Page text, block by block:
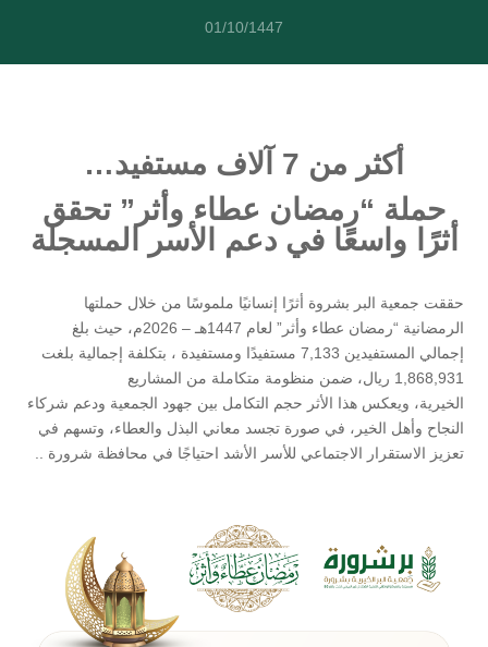
01/10/1447
أكثر من 7 آلاف مستفيد…
حملة “رمضان عطاء وأثر” تحقق
أثرًا واسعًا في دعم الأسر المسجلة
حققت جمعية البر بشروة أثرًا إنسانيًا ملموسًا من خلال حملتها
الرمضانية “رمضان عطاء وأثر” لعام 1447هـ – 2026م، حيث بلغ
إجمالي المستفيدين 7,133 مستفيدًا ومستفيدة ، بتكلفة إجمالية بلغت
1,868,931 ريال، ضمن منظومة متكاملة من المشاريع
الخيرية، ويعكس هذا الأثر حجم التكامل بين جهود الجمعية ودعم شركاء
النجاح وأهل الخير، في صورة تجسد معاني البذل والعطاء، وتسهم في
تعزيز الاستقرار الاجتماعي للأسر الأشد احتياجًا في محافظة شرورة ..